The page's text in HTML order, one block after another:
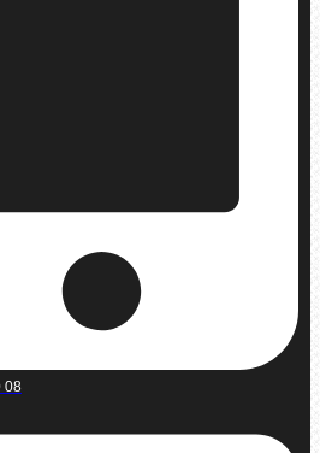
08